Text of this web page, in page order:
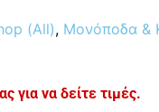
(All), Μονόποδα &
για να δείτε τιμές.